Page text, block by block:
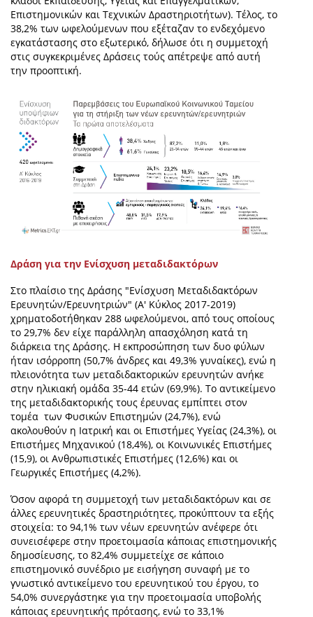
Επιστημονικών και Τεχνικών Δραστηριοτήτων). Τέλος, το
38,2% των ωφελούμενων που εξέταζαν το ενδεχόμενο
εγκατάστασης στο εξωτερικό, δήλωσε ότι η συμμετοχή
στις συγκεκριμένες Δράσεις τούς απέτρεψε από αυτή
την προοπτική.
Δράση για την Ενίσχυση μεταδιδακτόρων
Στο πλαίσιο της Δράσης "Ενίσχυση Μεταδιδακτόρων
Ερευνητών/Ερευνητριών" (Α' Κύκλος 2017-2019)
χρηματοδοτήθηκαν 288 ωφελούμενοι, από τους οποίους
το 29,7% δεν είχε παράλληλη απασχόληση κατά τη
διάρκεια της Δράσης. Η εκπροσώπηση των δυο φύλων
ήταν ισόρροπη (50,7% άνδρες και 49,3% γυναίκες), ενώ η
πλειονότητα των μεταδιδακτορικών ερευνητών ανήκε
στην ηλικιακή ομάδα 35-44 ετών (69,9%). Το αντικείμενο
της μεταδιδακτορικής τους έρευνας εμπίπτει στον
τομέα των Φυσικών Επιστημών (24,7%), ενώ
ακολουθούν η Ιατρική και οι Επιστήμες Υγείας (24,3%), οι
Επιστήμες Μηχανικού (18,4%), οι Κοινωνικές Επιστήμες
(15,9), οι Ανθρωπιστικές Επιστήμες (12,6%) και οι
Γεωργικές Επιστήμες (4,2%).
Όσον αφορά τη συμμετοχή των μεταδιδακτόρων και σε
άλλες ερευνητικές δραστηριότητες, προκύπτουν τα εξής
στοιχεία: το 94,1% των νέων ερευνητών ανέφερε ότι
συνεισέφερε στην προετοιμασία κάποιας επιστημονικής
δημοσίευσης, το 82,4% συμμετείχε σε κάποιο
επιστημονικό συνέδριο με εισήγηση συναφή με το
γνωστικό αντικείμενο του ερευνητικού του έργου, το
54,0% συνεργάστηκε για την προετοιμασία υποβολής
κάποιας ερευνητικής πρότασης, ενώ το 33,1%